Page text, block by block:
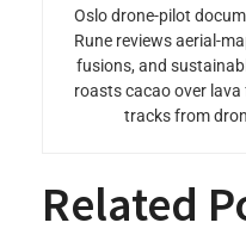
Oslo drone-pilot
Rune reviews aerial-
fusions, and
roasts cacao over
tracks from
Related